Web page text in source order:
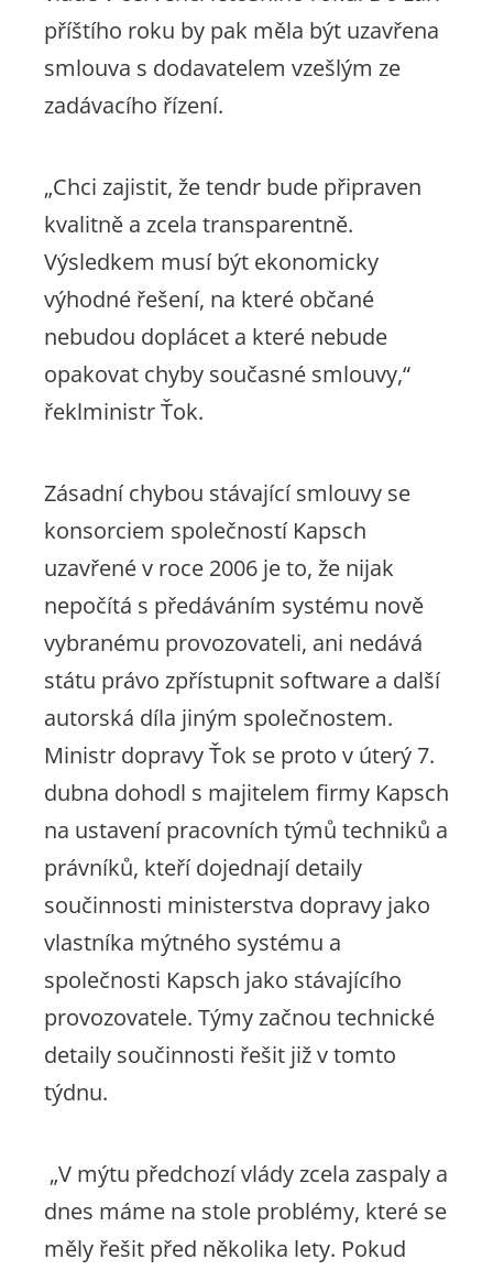
příštího roku by pak měla být uzavřena
smlouva s dodavatelem vzešlým ze
zadávacího řízení.
„Chci zajistit, že tendr bude připraven
kvalitně a zcela transparentně.
Výsledkem musí být ekonomicky
výhodné řešení, na které občané
nebudou doplácet a které nebude
opakovat chyby současné smlouvy,“
řeklministr Ťok.
Zásadní chybou stávající smlouvy se
konsorciem společností Kapsch
uzavřené v roce 2006 je to, že nijak
nepočítá s předáváním systému nově
vybranému provozovateli, ani nedává
státu právo zpřístupnit software a další
autorská díla jiným společnostem.
Ministr dopravy Ťok se proto v úterý 7.
dubna dohodl s majitelem firmy Kapsch
na ustavení pracovních týmů techniků a
právníků, kteří dojednají detaily
součinnosti ministerstva dopravy jako
vlastníka mýtného systému a
společnosti Kapsch jako stávajícího
provozovatele. Týmy začnou technické
detaily součinnosti řešit již v tomto
týdnu.
„V mýtu předchozí vlády zcela zaspaly a
dnes máme na stole problémy, které se
měly řešit před několika lety. Pokud